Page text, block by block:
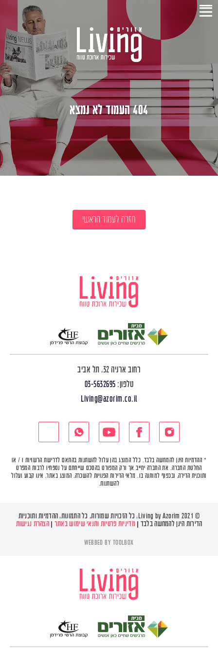
404 העמוד לא נמצא
חזרה לעמוד הראשי
רחוב ארניה 32, תל אביב
טלפון: 03-5632695
Living@azorim.co.il
* ההדמיות הינן להמחשה בלבד. כלל המוצג בהן עלול להשתנות בהתאם לדרישת הרשויות ו / או
החלטת החברה. את החברה יחייב אך ורק המפורט בהסכם שייחתם על נספחיו לרבות המפרט
ותוכנית הדירה, ובכפוף למותנה בו. מלאי הדירות הפנויות להשכרה, המוצג באתר, אינו קבוע ועלול
להשתנות.
© Living by Azorim 2021, כל הזכויות שמורות, כל התמונות, ההדמיות ותוכניות
הדירות הינן להמחשה בלבד |
מדיניות פרטיות ותנאי שימוש באתר הצהרת נגישות
WEBBED BY TOOLBOX